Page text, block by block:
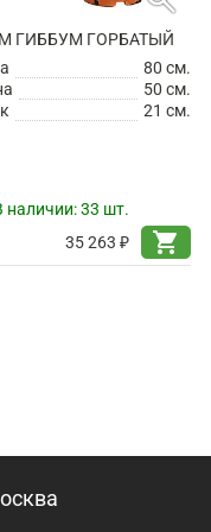
ГИББУМ ГОРБАТЫЙ
80 см.
50 см.
21 см.
наличии:33 шт.
35 263 ₽
shopping_cart